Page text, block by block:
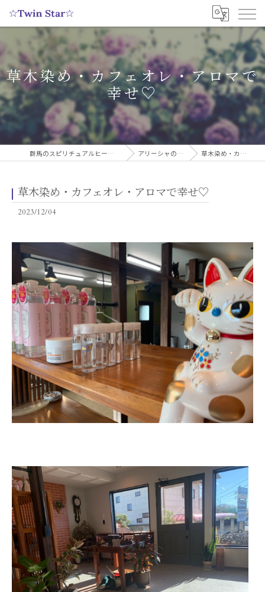
草木染め・カフェオレ・アロマで
幸せ♡
群馬のスピリチュアルヒーリングサロンなら実績多数の☆Twin Star☆ アリーシャのスピリチュアルブログ 草木染め・カフェオレ・アロマで幸せ♡
草木染め・カフェオレ・アロマで幸せ♡
2023/12/04